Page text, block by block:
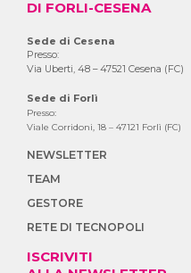
DI FORLI-CESENA
Sede di Cesena
Presso:
Via Uberti, 48 – 47521 Cesena (FC)
Sede di Forlì
Presso:
Viale Corridoni, 18 – 47121 Forlì (FC)
NEWSLETTER
TEAM
GESTORE
RETE DI TECNOPOLI
ISCRIVITI